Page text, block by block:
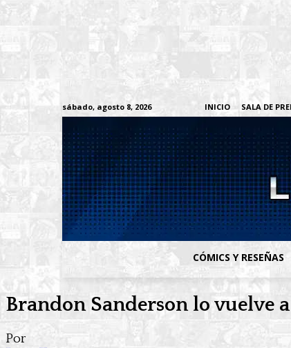
sábado, agosto 8, 2026 INICIO SALA DE
CÓMICS Y RESEÑAS
Brandon Sanderson lo vuelve
Por